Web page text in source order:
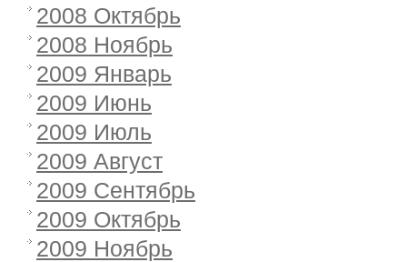
2008 Октябрь
2008 Ноябрь
2009 Январь
2009 Июнь
2009 Июль
2009 Август
2009 Сентябрь
2009 Октябрь
2009 Ноябрь